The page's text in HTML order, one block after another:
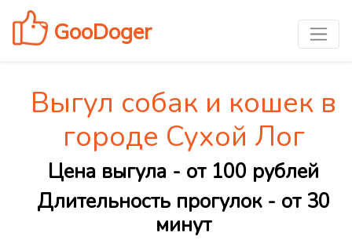
GooDoger
Выгул собак и кошек в
городе Сухой Лог
Цена выгула - от 100 рублей
Длительность прогулок - от 30
минут